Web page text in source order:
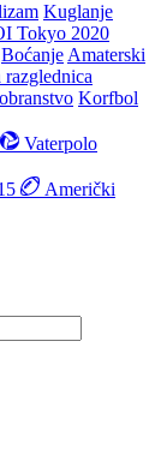
Kuglanje
Tokyo 2020
Boćanje Amaterski
Korfbol
Vaterpolo
Američki